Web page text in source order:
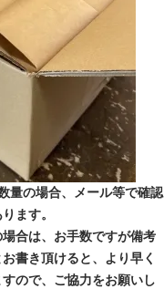
量の場合、メール等で確認
ます。
合は、お手数ですが備考
お書き頂けると、より早く
ので、ご協力をお願いし